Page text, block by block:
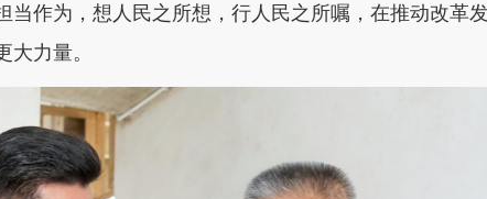
当作为，想人民之所想，行人民之所嘱，在推动改革
力量。